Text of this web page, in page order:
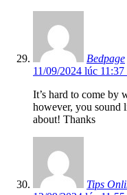
Bedpage
11/09/2024 lúc 11:37
It’s hard to come by
however, you sound
about! Thanks
Tips